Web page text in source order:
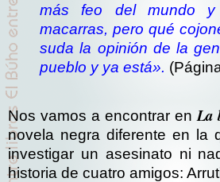
más feo del mundo
macarras, pero qué
suda la opinión de la
pueblo y ya está».
Nos vamos a encontrar en La
novela negra diferente en la
investigar un asesinato ni
historia de cuatro amigos: